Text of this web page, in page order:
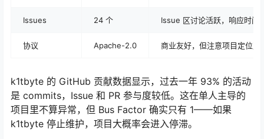
Issues 24 个 Issue 区讨论活跃，响应时间
协议 Apache-2.0 商业友好，但注意项目定位声
k1tbyte 的 GitHub 贡献数据显示，过去一年 93% 的活动
是 commits，Issue 和 PR 参与度较低。这在单人主导的
项目里不算异常，但 Bus Factor 确实只有 1——如果
k1tbyte 停止维护，项目大概率会进入停滞。